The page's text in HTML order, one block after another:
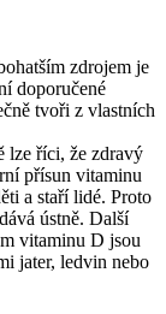
zdrojem je
doporučené
tvoři z vlastních
lze říci, že zdravý
přísun vitaminu
a staří lidé. Proto
ústně. Další
vitaminu D jsou
jater, ledvin nebo